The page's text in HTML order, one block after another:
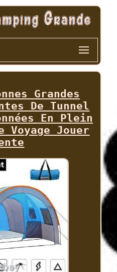
Grandes
De Tunnel
En Plein
Jouer